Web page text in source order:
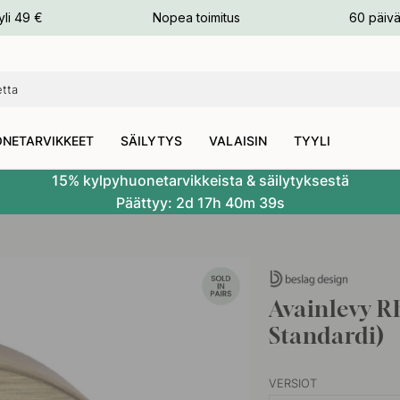
49 € Nopea toimitus 60
SÄILYTYS VALAISIN TYYLI
15% kylpyhuonetarvikkeista & säilytyksestä
Päättyy: 2d 17h 40m 38s
Avainlevy
Standardi)
VERSIOT